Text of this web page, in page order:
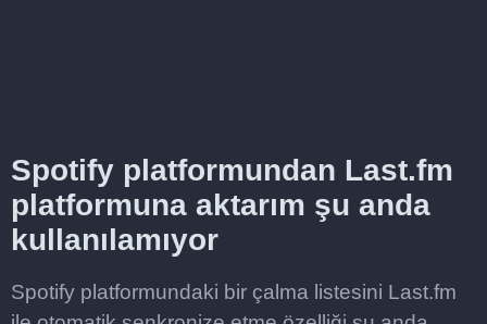
Spotify platformundan Last.fm
platformuna aktarım şu anda
kullanılamıyor
Spotify platformundaki bir çalma listesini Last.fm